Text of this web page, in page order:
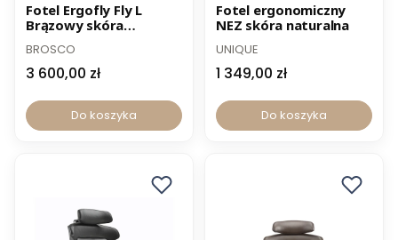
Norma BHP
Fotel Ergofly Fly L
Brązowy skóra
siedziska
BROSCO
3 600,00 zł
Do koszyka
Norma BHP
-12% z kodem PROMO12
Fotel ergonomiczny
NEZ skóra naturalna
UNIQUE
1 349,00 zł
Do koszyka